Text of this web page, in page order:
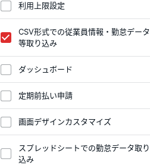
利用上限設定
CSV形式での従業員情報・勤怠データ
等取り込み
ダッシュボード
定期前払い申請
画面デザインカスタマイズ
スプレッドシートでの勤怠データ取り
込み